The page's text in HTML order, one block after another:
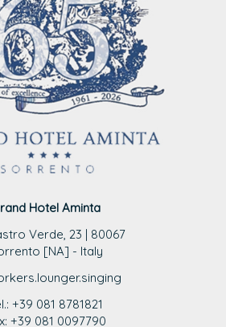
Hotel Aminta
Verde, 23 | 80067
[NA] - Italy
+39 081 8781821
+39 081 0097790